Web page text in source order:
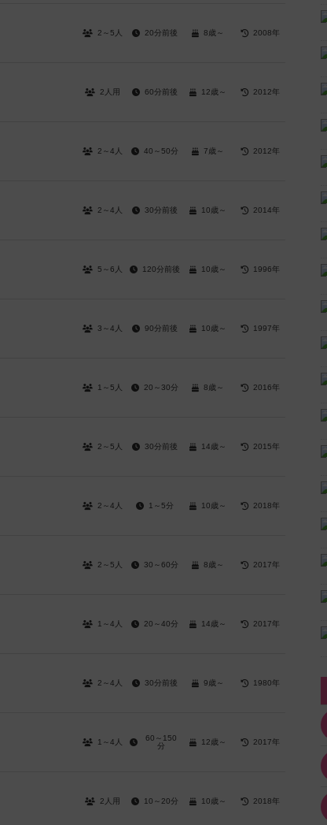
2～5人 20分前後 8歳～ 2008年
2人用 60分前後 12歳～ 2012年
2～4人 40～50分 7歳～ 2012年
2～4人 30分前後 10歳～ 2014年
5～6人 120分前後 10歳～ 1996年
3～4人 90分前後 10歳～ 1997年
1～5人 20～30分 8歳～ 2016年
2～5人 30分前後 14歳～ 2015年
2～4人 1～5分 10歳～ 2018年
2～5人 30～60分 8歳～ 2017年
1～4人 20～40分 14歳～ 2017年
2～4人 30分前後 9歳～ 1980年
1～4人
60～150
分
12歳～ 2017年
2人用 10～20分 10歳～ 2018年